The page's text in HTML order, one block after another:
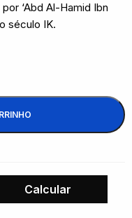
‘Abd Al-Hamid Ibn
século IK.